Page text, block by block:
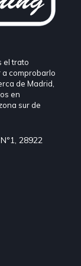
el trato
a comprobarlo
de Madrid,
en
sur de
28922